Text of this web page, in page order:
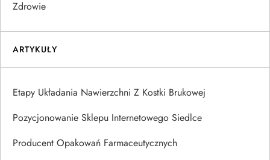
Zdrowie
ARTYKUŁY
Etapy Układania Nawierzchni Z Kostki Brukowej
Pozycjonowanie Sklepu Internetowego Siedlce
Producent Opakowań Farmaceutycznych